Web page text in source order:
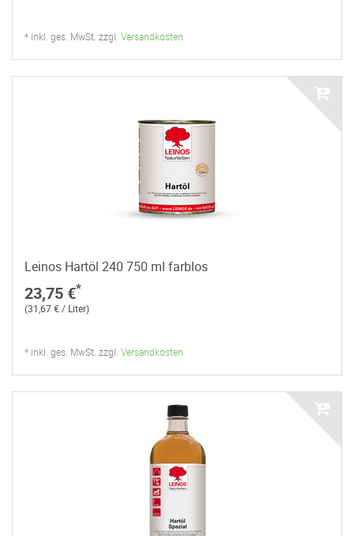
* inkl. ges. MwSt. zzgl. Versandkosten
Leinos Hartöl 240 750 ml farblos
23,75 €*
(31,67 € / Liter)
* inkl. ges. MwSt. zzgl. Versandkosten